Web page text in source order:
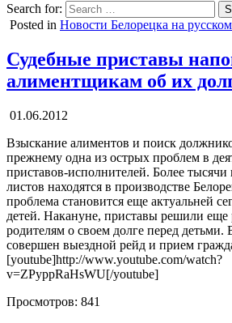
Search for:
Posted in Новости Белорецка на
Судебные приставы
алиментщикам об их
01.06.2012
Взыскание алиментов и поиск
прежнему одна из острых проблем в
приставов-исполнителей. Более
листов находятся в производстве
проблема становится еще актуальней
детей. Накануне, приставы решили еще
родителям о своем долге перед детьми.
совершен выездной рейд и прием
[youtube]http://www.youtube.com/watch?
v=ZPyppRaHsWU[/youtube]
Просмотров: 841